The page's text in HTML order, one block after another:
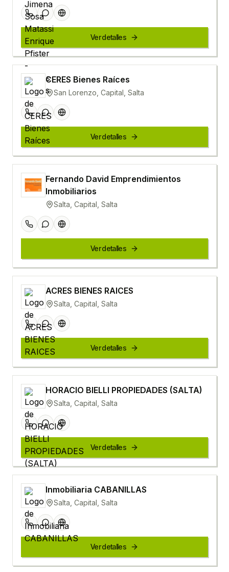
Ver detalles
CERES Bienes Raíces
San Lorenzo, Capital, Salta
Ver detalles
Fernando David Emprendimientos
Inmobiliarios
Salta, Capital, Salta
Ver detalles
ACRES BIENES RAICES
Salta, Capital, Salta
Ver detalles
HORACIO BIELLI PROPIEDADES (SALTA)
Salta, Capital, Salta
Ver detalles
Inmobiliaria CABANILLAS
Salta, Capital, Salta
Ver detalles